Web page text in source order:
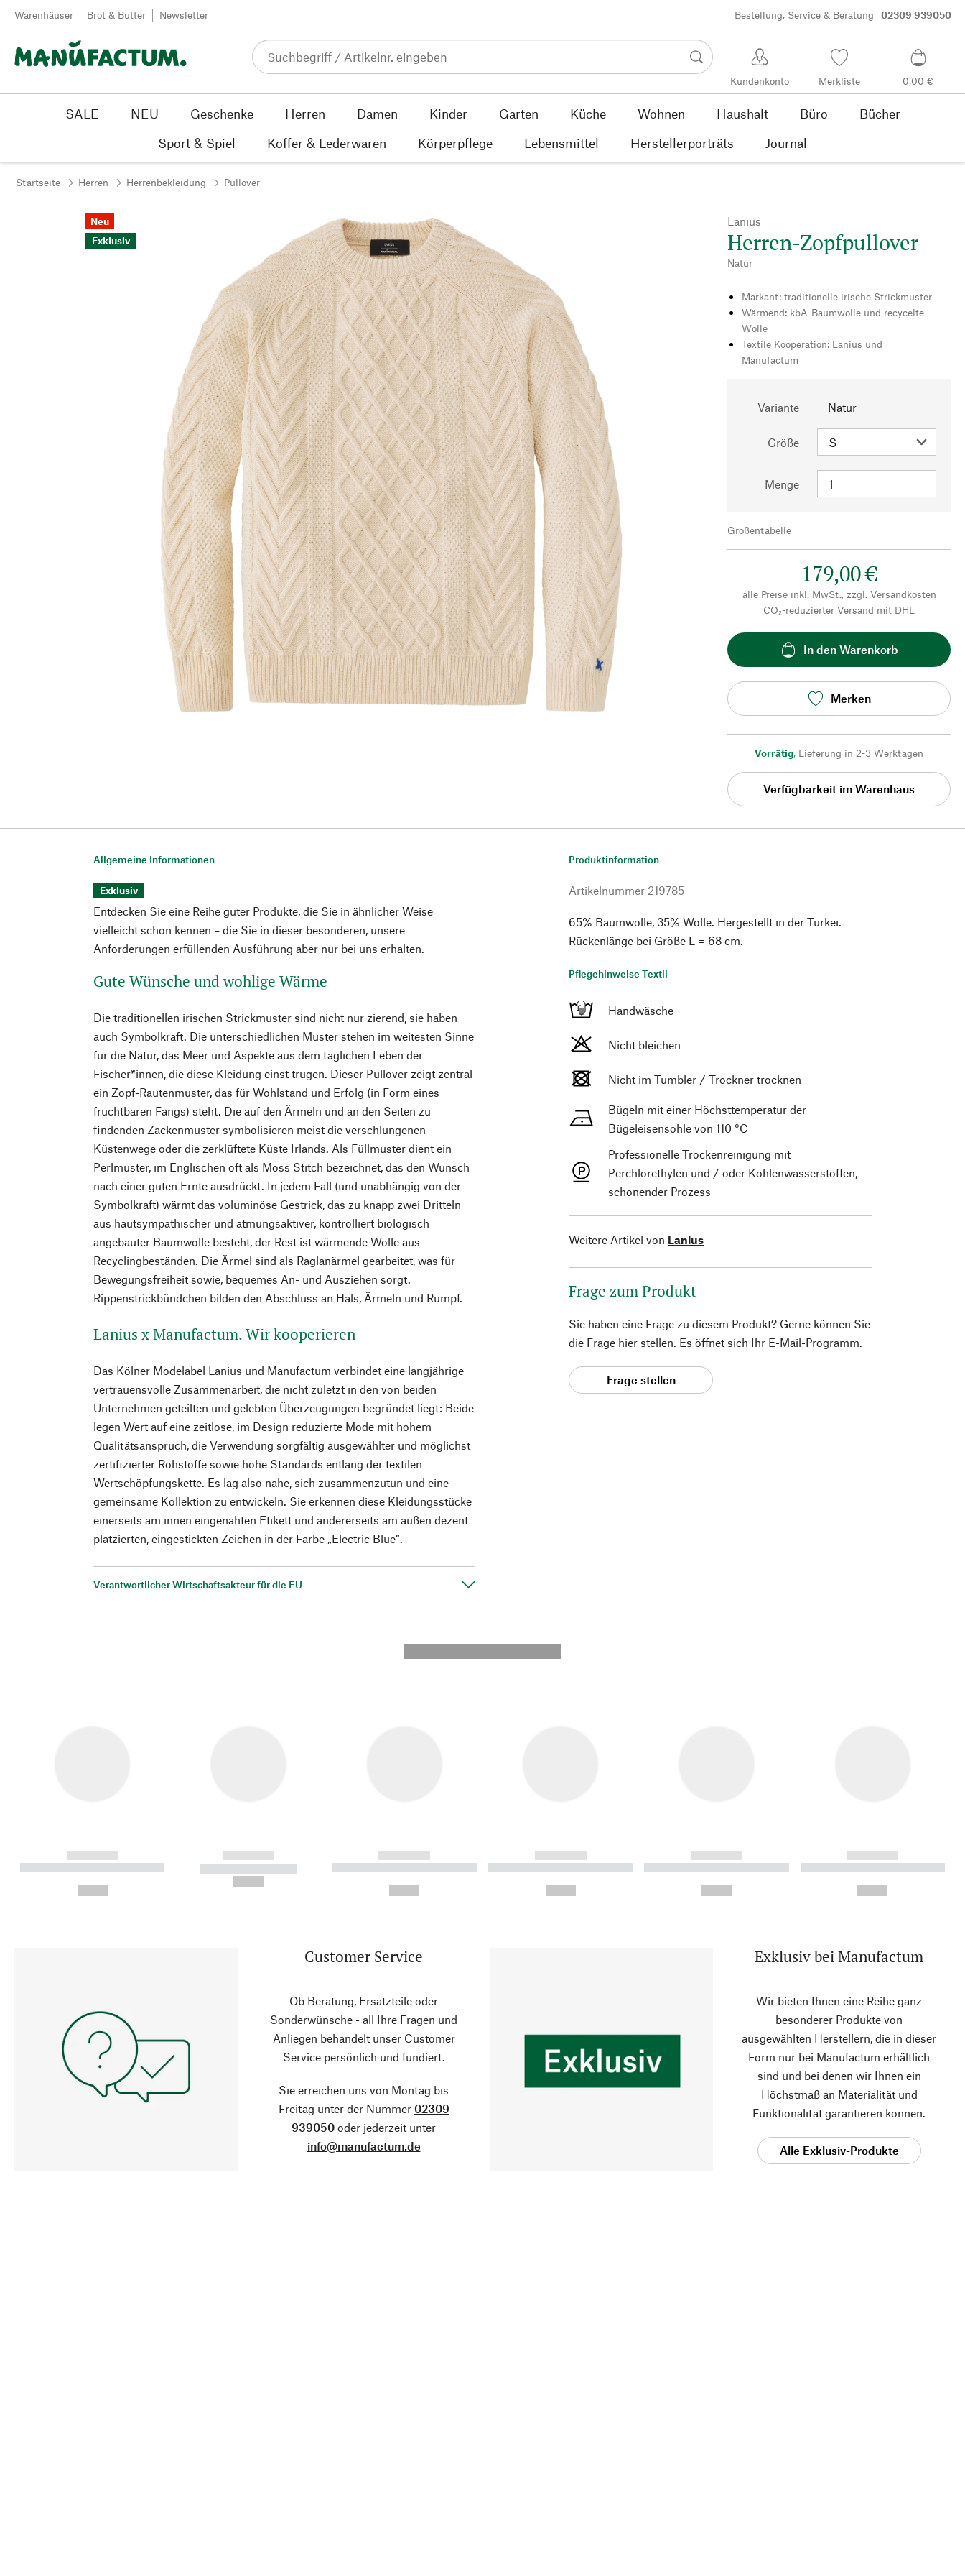
Zum Inhalt springen
Warenhäuser Brot & Butter Newsletter Bestellung, Service & Beratung 02309 939050
Kundenkonto Merkliste 0,00 €
SALE NEU Geschenke Herren Damen Kinder Garten Küche Wohnen Haushalt Büro
Bücher
Sport & Spiel
Koffer & Lederwaren Körperpflege Lebensmittel Herstellerporträts Journal
Startseite Herren Herrenbekleidung Pullover
Neu
Exklusiv
Lanius
Herren-Zopfpullover
Natur
Markant: traditionelle irische Strickmuster
Wärmend: kbA-Baumwolle und recycelte
Wolle
Textile Kooperation: Lanius und
Manufactum
Variante Natur
Größe
Menge
Größentabelle
179,00 €
alle Preise inkl. MwSt., zzgl. Versandkosten
CO₂-reduzierter Versand mit DHL
In den Warenkorb
Merken
Vorrätig, Lieferung in 2-3 Werktagen
Verfügbarkeit im Warenhaus
Allgemeine Informationen
Exklusiv
Entdecken Sie eine Reihe guter Produkte, die Sie in ähnlicher Weise
vielleicht schon kennen – die Sie in dieser besonderen, unsere
Anforderungen erfüllenden Ausführung aber nur bei uns erhalten.
Gute Wünsche und wohlige Wärme
Die traditionellen irischen Strickmuster sind nicht nur zierend, sie haben
auch Symbolkraft. Die unterschiedlichen Muster stehen im weitesten Sinne
für die Natur, das Meer und Aspekte aus dem täglichen Leben der
Fischer*innen, die diese Kleidung einst trugen. Dieser Pullover zeigt zentral
ein Zopf-Rautenmuster, das für Wohlstand und Erfolg (in Form eines
fruchtbaren Fangs) steht. Die auf den Ärmeln und an den Seiten zu
findenden Zackenmuster symbolisieren meist die verschlungenen
Küstenwege oder die zerklüftete Küste Irlands. Als Füllmuster dient ein
Perlmuster, im Englischen oft als Moss Stitch bezeichnet, das den Wunsch
nach einer guten Ernte ausdrückt. In jedem Fall (und unabhängig von der
Symbolkraft) wärmt das voluminöse Gestrick, das zu knapp zwei Dritteln
aus hautsympathischer und atmungsaktiver, kontrolliert biologisch
angebauter Baumwolle besteht, der Rest ist wärmende Wolle aus
Recyclingbeständen. Die Ärmel sind als Raglanärmel gearbeitet, was für
Bewegungsfreiheit sowie, bequemes An- und Ausziehen sorgt.
Rippenstrickbündchen bilden den Abschluss an Hals, Ärmeln und Rumpf.
Lanius x Manufactum. Wir kooperieren
Das Kölner Modelabel Lanius und Manufactum verbindet eine langjährige
vertrauensvolle Zusammenarbeit, die nicht zuletzt in den von beiden
Unternehmen geteilten und gelebten Überzeugungen begründet liegt: Beide
legen Wert auf eine zeitlose, im Design reduzierte Mode mit hohem
Qualitätsanspruch, die Verwendung sorgfältig ausgewählter und möglichst
zertifizierter Rohstoffe sowie hohe Standards entlang der textilen
Wertschöpfungskette. Es lag also nahe, sich zusammenzutun und eine
gemeinsame Kollektion zu entwickeln. Sie erkennen diese Kleidungsstücke
einerseits am innen eingenähten Etikett und andererseits am außen dezent
platzierten, eingestickten Zeichen in der Farbe „Electric Blue“.
Verantwortlicher Wirtschaftsakteur für die EU
Produktinformation
Artikelnummer 219785
65% Baumwolle, 35% Wolle. Hergestellt in der Türkei.
Rückenlänge bei Größe L = 68 cm.
Pflegehinweise Textil
Handwäsche
Nicht bleichen
Nicht im Tumbler / Trockner trocknen
Bügeln mit einer Höchsttemperatur der
Bügeleisensohle von 110 °C
Professionelle Trockenreinigung mit
Perchlorethylen und / oder Kohlenwasserstoffen,
schonender Prozess
Weitere Artikel von Lanius
Frage zum Produkt
Sie haben eine Frage zu diesem Produkt? Gerne können Sie
die Frage hier stellen. Es öffnet sich Ihr E-Mail-Programm.
Frage stellen
------------
----------- ----------- ----------
------------
----------- -----------
------------
----------- ----------- ----------
------------
----------- ----------- ----------
------------
----------- ----------- ----------
------------
----------- ----------- ----------
Customer Service
Ob Beratung, Ersatzteile oder
Sonderwünsche - all Ihre Fragen und
Anliegen behandelt unser Customer
Service persönlich und fundiert.
Sie erreichen uns von Montag bis
Freitag unter der Nummer 02309
939050 oder jederzeit unter
info@manufactum.de
Exklusiv bei Manufactum
Wir bieten Ihnen eine Reihe ganz
besonderer Produkte von
ausgewählten Herstellern, die in dieser
Form nur bei Manufactum erhältlich
sind und bei denen wir Ihnen ein
Höchstmaß an Materialität und
Funktionalität garantieren können.
Alle Exklusiv-Produkte